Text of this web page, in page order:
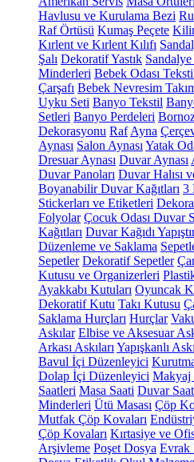
Havlusu ve Kurulama Bezi
Raf Örtüsü Kumaş Peçete
Kırlent ve Kırlent Kılıfı
Şalı Dekoratif Yastık Sandalye
Minderleri Bebek Odası
Çarşafı Bebek Nevresim
Uyku Seti Banyo Tekstil
Setleri Banyo Perdeleri
Dekorasyonu Raf Ayna
Aynası Salon Aynası Yatak
Dresuar Aynası Duvar Aynası
Duvar Panoları Duvar Halısı
Boyanabilir Duvar Kağıtları 3
Stickerları ve Etiketleri
Folyolar Çocuk Odası Duvar
Kağıtları Duvar Kağıdı
Düzenleme ve Saklama
Sepetler Dekoratif Sepetler
Kutusu ve Organizerleri
Ayakkabı Kutuları Oyuncak
Dekoratif Kutu Takı Kutusu
Saklama Hurçları Hurçlar
Askılar Elbise ve Aksesuar
Arkası Askıları Yapışkanlı
Bavul İçi Düzenleyici
Dolap İçi Düzenleyici Makyaj
Saatleri Masa Saati Duvar
Minderleri Ütü Masası Çöp
Mutfak Çöp Kovaları
Çöp Kovaları Kırtasiye ve
Arşivleme Poşet Dosya Evrak